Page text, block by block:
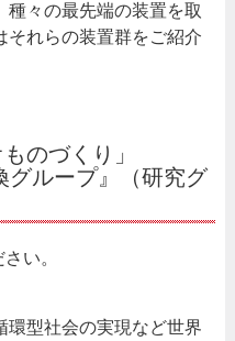
種々の最先端の装置を取
それらの装置群をご紹介
のづくり」
ループ』（研究グ
い。
環型社会の実現など世界